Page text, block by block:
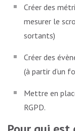
Créer des
mesurer le
sortants)
Créer des
(à partir d’un
Mettre en
RGPD.